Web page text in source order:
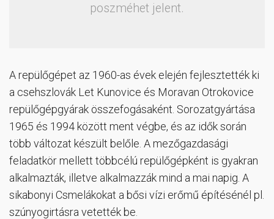
poszméhet jelent.
A repülőgépet az 1960-as évek elején fejlesztették ki
a csehszlovák Let Kunovice és Moravan Otrokovice
repülőgépgyárak összefogásaként. Sorozatgyártása
1965 és 1994 között ment végbe, és az idők során
több változat készült belőle. A mezőgazdasági
feladatkör mellett többcélú repülőgépként is gyakran
alkalmazták, illetve alkalmazzák mind a mai napig. A
sikabonyi Csmelákokat a bősi vízi erőmű építésénél pl.
szúnyogirtásra vetették be.